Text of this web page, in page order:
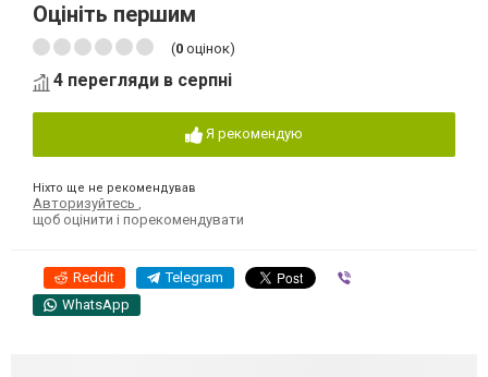
Оцініть першим
(0 оцінок)
4 перегляди в серпні
Я рекомендую
Ніхто ще не рекомендував
Авторизуйтесь
щоб оцінити і порекомендувати
Reddit Telegram
WhatsApp